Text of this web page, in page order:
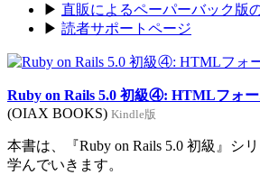
▶ 直販によるペーパーバック版
▶ 読者サポートページ
Ruby on Rails 5.0 初級④: HTMLフォー
(OIAX BOOKS) Kindle版
本書は、『Ruby on Rails 5.0 初級』シ
学んでいきます。